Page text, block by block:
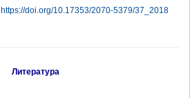
https://doi.org/10.17353/2070-5379/37_2018
Литература